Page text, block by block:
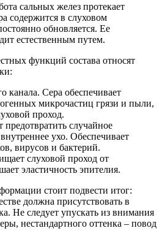
сальных желез протекает
содержится в слуховом
обновляется. Ее
естественным путем.
функций состава относят
канала. Сера обеспечивает
микрочастиц грязи и пыли,
проход.
случайное
ухо. Обеспечивает
вирусов и бактерий.
слуховой проход от
эластичность эпителия.
стоит подвести итог:
должна присутствовать в
Не следует упускать из внимания
нестандартного оттенка – повод